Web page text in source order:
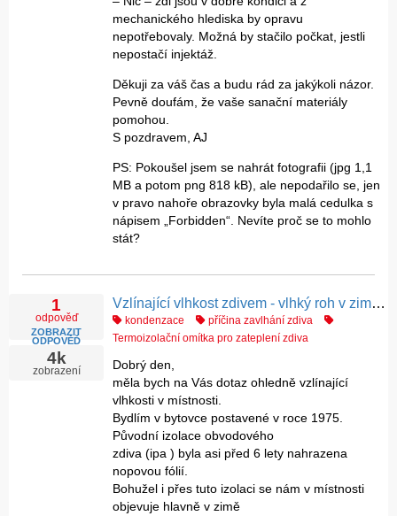
mechanického hlediska by opravu
nepotřebovaly. Možná by stačilo počkat, jestli
nepostačí injektáž.
Děkuji za váš čas a budu rád za jakýkoli názor.
Pevně doufám, že vaše sanační materiály
pomohou.
S pozdravem, AJ
PS: Pokoušel jsem se nahrát fotografii (jpg 1,1
MB a potom png 818 kB), ale nepodařilo se, jen
v pravo nahoře obrazovky byla malá cedulka s
nápisem „Forbidden“. Nevíte proč se to mohlo
stát?
1
odpověď
ZOBRAZIT
ODPOVĚĎ
4k
zobrazení
Vzlínající vlhkost zdivem - vlhký roh v zimním období
kondenzace
příčina zavlhání zdiva
Termoizolační omítka pro zateplení zdiva
Dobrý den,
měla bych na Vás dotaz ohledně vzlínající
vlhkosti v místnosti.
Bydlím v bytovce postavené v roce 1975.
Původní izolace obvodového
zdiva (ipa ) byla asi před 6 lety nahrazena
nopovou fólií.
Bohužel i přes tuto izolaci se nám v místnosti
objevuje hlavně v zimě